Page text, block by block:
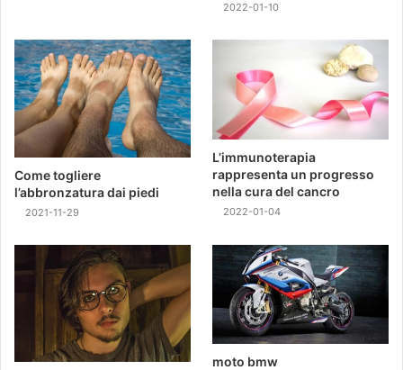
2022-01-10
Come togliere
l’abbronzatura dai piedi
2021-11-29
L’immunoterapia
rappresenta un progresso
nella cura del cancro
2022-01-04
moto bmw